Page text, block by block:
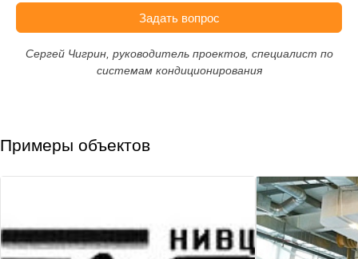
Задать вопрос
Сергей Чигрин, руководитель проектов, специалист по
системам кондиционирования
Примеры объектов